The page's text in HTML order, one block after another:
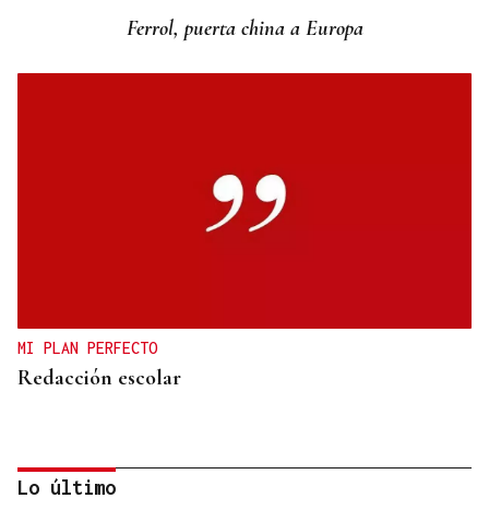
Ferrol, puerta china a Europa
MI PLAN PERFECTO
Redacción escolar
Lo último